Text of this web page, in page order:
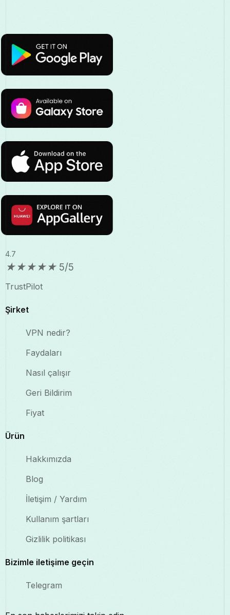
4.7
★★★★★ 5/5
TrustPilot
Şirket
VPN nedir?
Faydaları
Nasıl çalışır
Geri Bildirim
Fiyat
Ürün
Hakkımızda
Blog
İletişim / Yardım
Kullanım şartları
Gizlilik politikası
Bizimle iletişime geçin
Telegram